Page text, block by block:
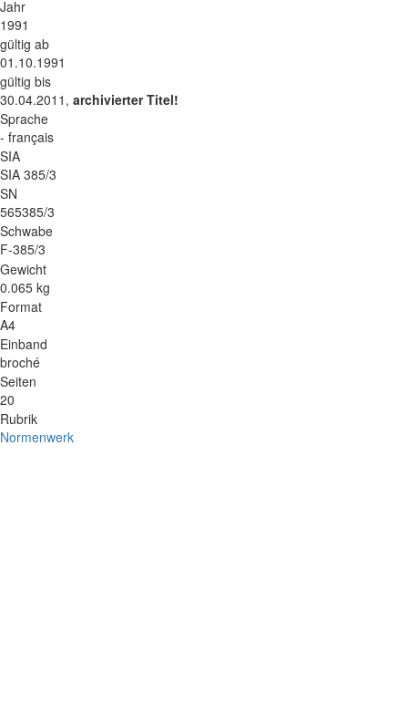
Jahr
1991
gültig ab
01.10.1991
gültig bis
30.04.2011, archivierter Titel!
Sprache
- français
SIA
SIA 385/3
SN
565385/3
Schwabe
F-385/3
Gewicht
0.065 kg
Format
A4
Einband
broché
Seiten
20
Rubrik
Normenwerk